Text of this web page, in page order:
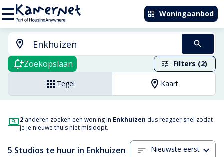
Woningaanbod
Zoekopslaan Filters (2)
Tegel Kaart
2 anderen zoeken een woning in Enkhuizen dus reageer snel zodat
je je nieuwe thuis niet misloopt.
5 Studios te huur in Enkhuizen Nieuwste eerst